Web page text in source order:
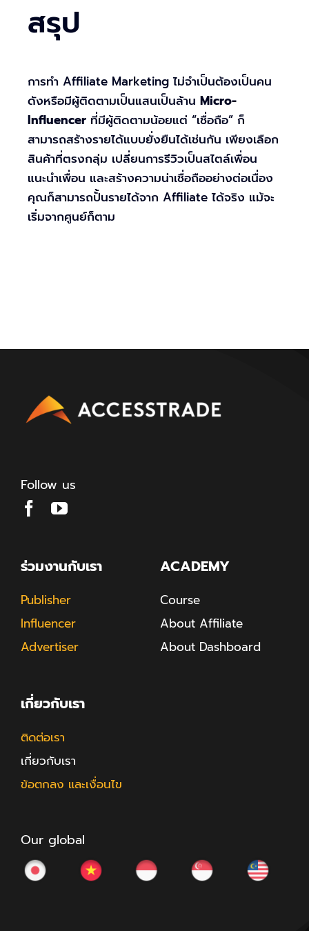
สรุป
การทำ Affiliate Marketing ไม่จำเป็นต้องเป็นคน
ดังหรือมีผู้ติดตามเป็นแสนเป็นล้าน Micro-
Influencer ที่มีผู้ติดตามน้อยแต่ “เชื่อถือ” ก็
สามารถสร้างรายได้แบบยั่งยืนได้เช่นกัน เพียงเลือก
สินค้าที่ตรงกลุ่ม เปลี่ยนการรีวิวเป็นสไตล์เพื่อน
แนะนำเพื่อน และสร้างความน่าเชื่อถืออย่างต่อเนื่อง
คุณก็สามารถปั้นรายได้จาก Affiliate ได้จริง แม้จะ
เริ่มจากศูนย์ก็ตาม
Follow us
ร่วมงานกับเรา
Publisher
Influencer
Advertiser
ACADEMY
Course
About Affiliate
About Dashboard
เกี่ยวกับเรา
ติดต่อเรา
เกี่ยวกับเรา
ข้อตกลง และเงื่อนไข
Our global